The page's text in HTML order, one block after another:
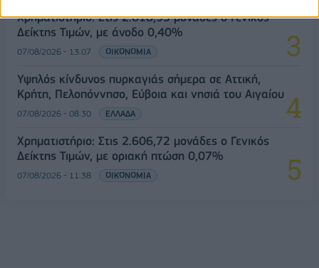
Χρηματιστήριο: Στις 2.618,95 μονάδες ο Γενικός
Δείκτης Τιμών, με άνοδο 0,40%
07/08/2026 - 13:07 ΟΙΚΟΝΟΜΙΑ
Υψηλός κίνδυνος πυρκαγιάς σήμερα σε Αττική,
Κρήτη, Πελοπόννησο, Εύβοια και νησιά του Αιγαίου
07/08/2026 - 08:30 ΕΛΛΑΔΑ
Χρηματιστήριο: Στις 2.606,72 μονάδες ο Γενικός
Δείκτης Τιμών, με οριακή πτώση 0,07%
07/08/2026 - 11:38 ΟΙΚΟΝΟΜΙΑ